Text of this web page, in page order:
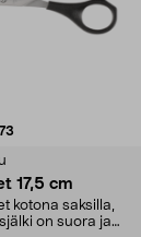
17,5 cm
kotona saksilla,
on suora ja